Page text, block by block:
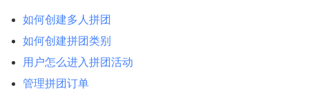
如何创建多人拼团
如何创建拼团类别
用户怎么进入拼团活动
管理拼团订单